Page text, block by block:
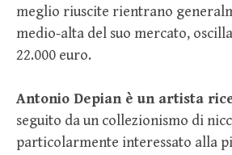
meglio riuscite rientrano
medio-alta del suo mercato,
22.000 euro.
Antonio Depian è un artista
seguito da un collezionismo di
particolarmente interessato alla